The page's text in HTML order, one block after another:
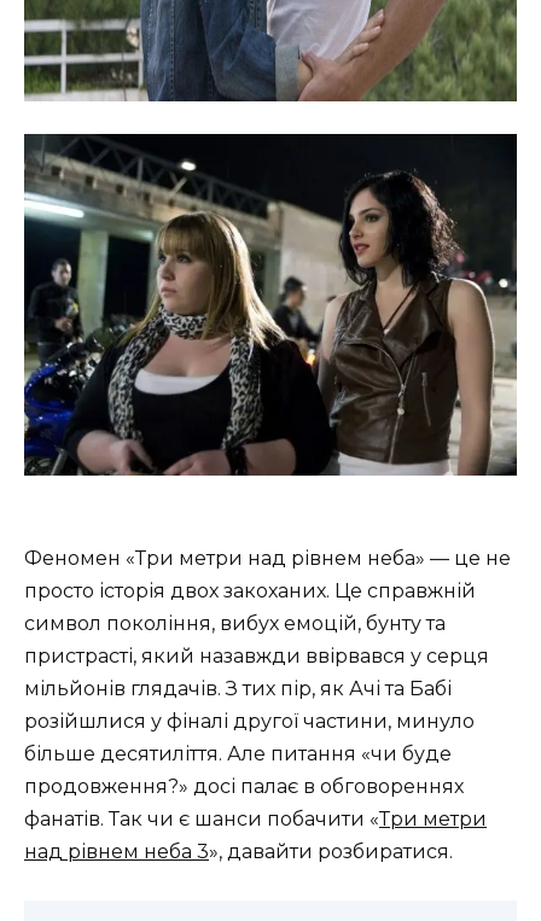
Феномен «Три метри над рівнем неба» — це не
просто історія двох закоханих. Це справжній
символ покоління, вибух емоцій, бунту та
пристрасті, який назавжди ввірвався у серця
мільйонів глядачів. З тих пір, як Ачі та Бабі
розійшлися у фіналі другої частини, минуло
більше десятиліття. Але питання «чи буде
продовження?» досі палає в обговореннях
фанатів. Так чи є шанси побачити «Три метри
над рівнем неба 3», давайти розбиратися.